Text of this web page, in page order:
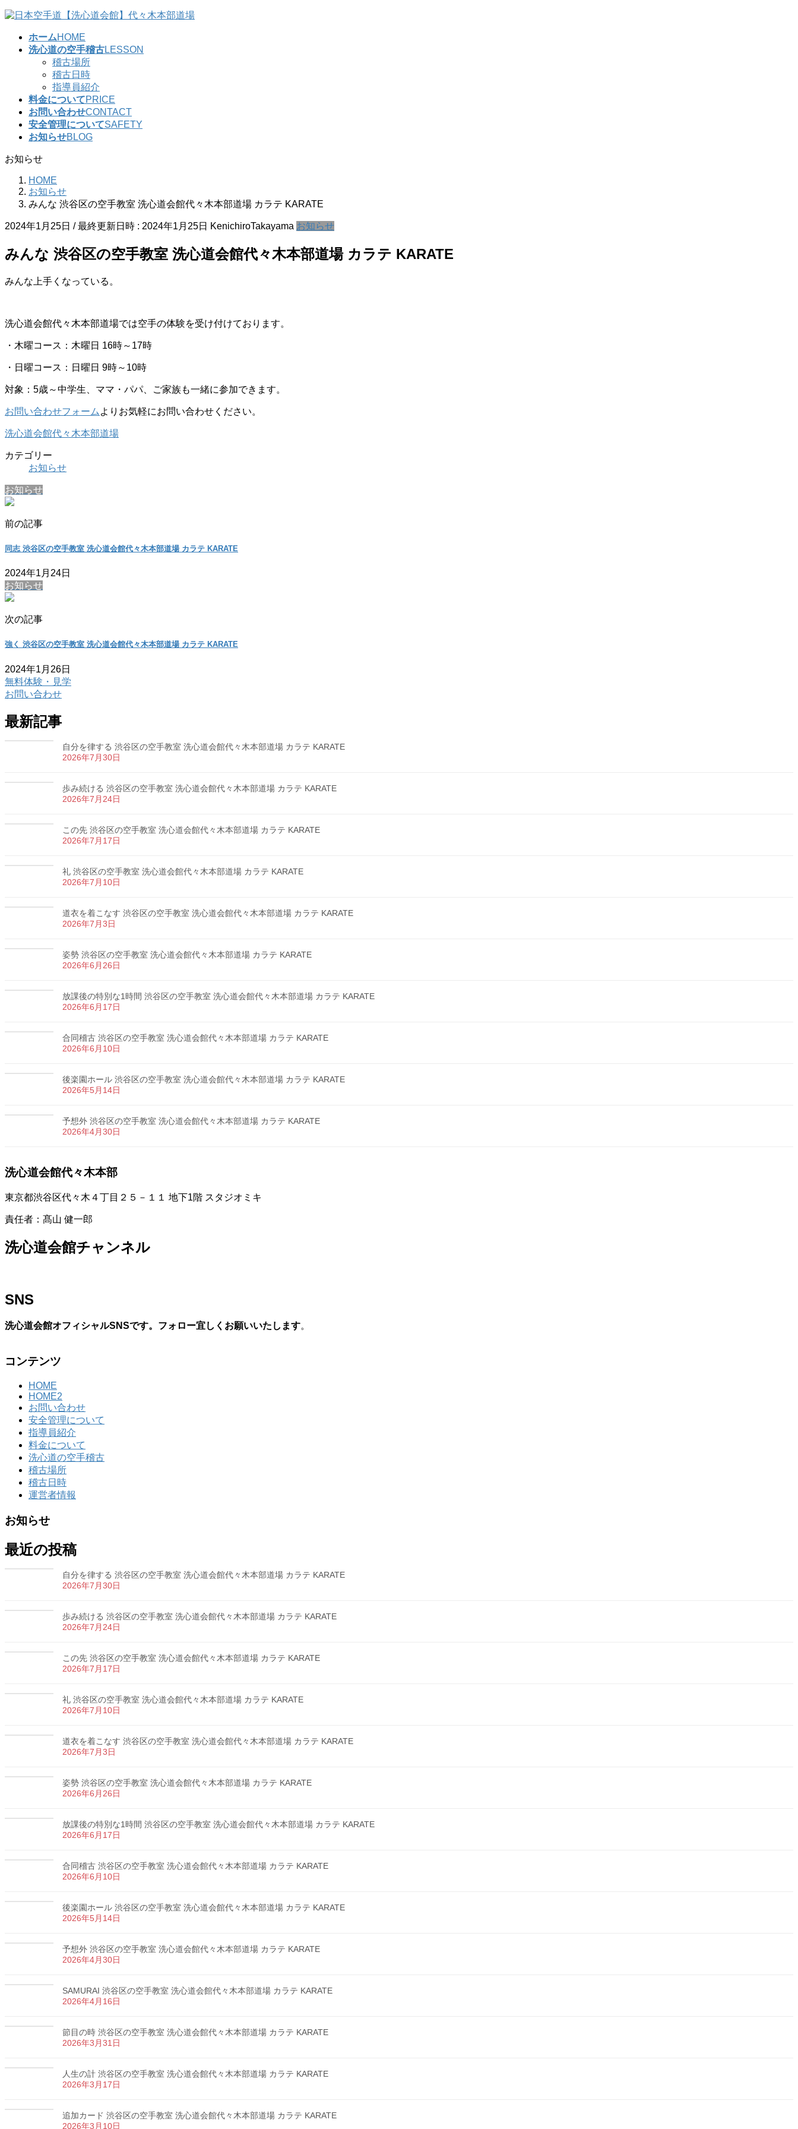
コ
ナ
ホームHOME
洗心道の空手稽古LESSON
稽古場所
稽古日時
指導員紹介
料金についてPRICE
お問い合わせCONTACT
安全管理についてSAFETY
お知らせBLOG
お知らせ
HOME
お知らせ
みんな 渋谷区の空手教室 洗心道会館代々木本部道場 カラテ KARATE
2024年1月25日 / 最終更新日時 : 2024年1月25日 KenichiroTakayama お知らせ
みんな 渋谷区の空手教室 洗心道会館代々木本部道場 カラテ KARATE
みんな上手くなっている。
洗心道会館代々木本部道場では空手の体験を受け付けております。
・木曜コース：木曜日 16時～17時
・日曜コース：日曜日 9時～10時
対象：5歳～中学生、ママ・パパ、ご家族も一緒に参加できます。
お問い合わせフォーム よりお気軽にお問い合わせください。
洗心道会館代々木本部道場
カテゴリー
お知らせ
お知らせ
前の記事
同志 渋谷区の空手教室 洗心道会館代々木本部道場 カラテ KARATE
2024年1月24日
お知らせ
次の記事
強く 渋谷区の空手教室 洗心道会館代々木本部道場 カラテ KARATE
2024年1月26日
無料体験・見学
お問い合わせ
最新記事
自分を律する 渋谷区の空手教室 洗心道会館代々木本部道場 カラテ KARATE
2026年7月30日
歩み続ける 渋谷区の空手教室 洗心道会館代々木本部道場 カラテ KARATE
2026年7月24日
この先 渋谷区の空手教室 洗心道会館代々木本部道場 カラテ KARATE
2026年7月17日
礼 渋谷区の空手教室 洗心道会館代々木本部道場 カラテ KARATE
2026年7月10日
道衣を着こなす 渋谷区の空手教室 洗心道会館代々木本部道場 カラテ KARATE
2026年7月3日
姿勢 渋谷区の空手教室 洗心道会館代々木本部道場 カラテ KARATE
2026年6月26日
放課後の特別な1時間 渋谷区の空手教室 洗心道会館代々木本部道場 カラテ KARATE
2026年6月17日
合同稽古 渋谷区の空手教室 洗心道会館代々木本部道場 カラテ KARATE
2026年6月10日
後楽園ホール 渋谷区の空手教室 洗心道会館代々木本部道場 カラテ KARATE
2026年5月14日
予想外 渋谷区の空手教室 洗心道会館代々木本部道場 カラテ KARATE
2026年4月30日
洗心道会館代々木本部
東京都渋谷区代々木４丁目２５－１１ 地下1階 スタジオミキ
責任者：髙山 健一郎
洗心道会館チャンネル
SNS
洗心道会館オフィシャルSNSです。フォロー宜しくお願いいたします。
コンテンツ
HOME
HOME2
お問い合わせ
安全管理について
指導員紹介
料金について
洗心道の空手稽古
稽古場所
稽古日時
運営者情報
お知らせ
最近の投稿
自分を律する 渋谷区の空手教室 洗心道会館代々木本部道場 カラテ KARATE
2026年7月30日
歩み続ける 渋谷区の空手教室 洗心道会館代々木本部道場 カラテ KARATE
2026年7月24日
この先 渋谷区の空手教室 洗心道会館代々木本部道場 カラテ KARATE
2026年7月17日
礼 渋谷区の空手教室 洗心道会館代々木本部道場 カラテ KARATE
2026年7月10日
道衣を着こなす 渋谷区の空手教室 洗心道会館代々木本部道場 カラテ KARATE
2026年7月3日
姿勢 渋谷区の空手教室 洗心道会館代々木本部道場 カラテ KARATE
2026年6月26日
放課後の特別な1時間 渋谷区の空手教室 洗心道会館代々木本部道場 カラテ KARATE
2026年6月17日
合同稽古 渋谷区の空手教室 洗心道会館代々木本部道場 カラテ KARATE
2026年6月10日
後楽園ホール 渋谷区の空手教室 洗心道会館代々木本部道場 カラテ KARATE
2026年5月14日
予想外 渋谷区の空手教室 洗心道会館代々木本部道場 カラテ KARATE
2026年4月30日
SAMURAI 渋谷区の空手教室 洗心道会館代々木本部道場 カラテ KARATE
2026年4月16日
節目の時 渋谷区の空手教室 洗心道会館代々木本部道場 カラテ KARATE
2026年3月31日
人生の計 渋谷区の空手教室 洗心道会館代々木本部道場 カラテ KARATE
2026年3月17日
追加カード 渋谷区の空手教室 洗心道会館代々木本部道場 カラテ KARATE
2026年3月10日